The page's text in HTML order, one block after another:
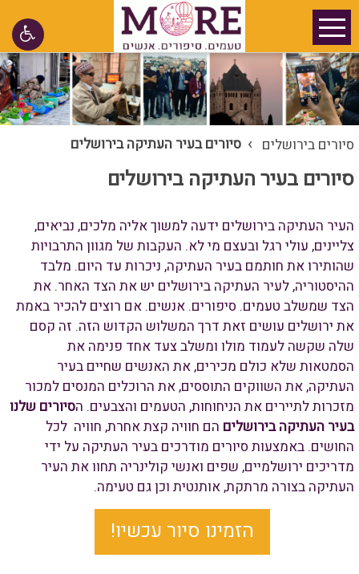
סיורים בירושלים › סיורים בעיר העתיקה בירושלים
סיורים בעיר העתיקה בירושלים
העיר העתיקה בירושלים ידעה למשוך אליה מלכים, נביאים,
צליינים, עולי רגל ובעצם מי לא. העקבות של מגוון התרבויות
שהותירו את חותמם בעיר העתיקה, ניכרות עד היום. מלבד
ההיסטוריה, לעיר העתיקה בירושלים יש את הצד האחר. את
הצד שמשלב טעמים. סיפורים. אנשים. אם רוצים להכיר באמת
את ירושלים עושים זאת דרך המשלוש הקדוש הזה. זה קסם
שלה שקשה לעמוד מולו ומשלב צעד אחד פנימה את
הסמטאות שלא כולם מכירים, את האנשים שחיים בעיר
העתיקה, את השווקים התוססים, את הרוכלים המנסים למכור
מזכרות לתיירים את הניחוחות, הטעמים והצבעים. הסיורים שלנו
בעיר העתיקה בירושלים הם חוויה קצת אחרת, חוויה לכל
החושים. באמצעות סיורים מודרכים בעיר העתיקה על ידי
מדריכים ירושלמיים, שפים ואנשי קולינריה תחוו את העיר
העתיקה בצורה מרתקת, אותנטית וכן גם טעימה.
הזמינו סיור עכשיו!